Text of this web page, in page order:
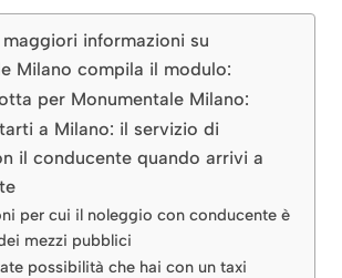
informazioni su
Milano compila il modulo:
per Monumentale Milano:
a Milano: il servizio di
il conducente quando arrivi a
per cui il noleggio con conducente è
mezzi pubblici
possibilità che hai con un taxi